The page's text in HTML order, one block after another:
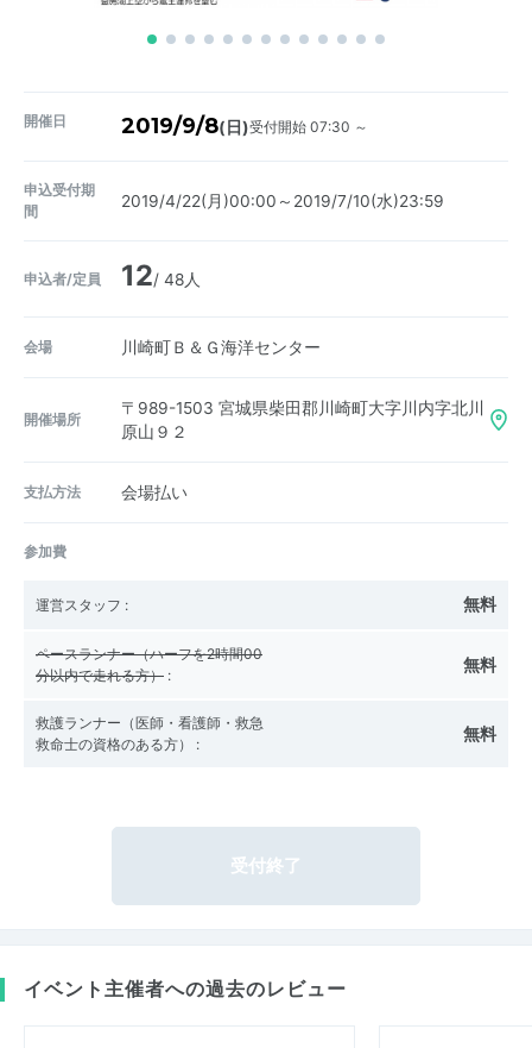
開催日 2019/9/8(日)受付開始 07:30 ～
申込受付期
間
2019/4/22(月)00:00～2019/7/10(水)23:59
申込者/定員 12/ 48人
会場 川崎町Ｂ＆Ｇ海洋センター
開催場所
〒989-1503 宮城県柴田郡川崎町大字川内字北川
原山９２
支払方法 会場払い
参加費
運営スタッフ : 無料
ペースランナー（ハーフを2時間00
分以内で走れる方） : 無料
救護ランナー（医師・看護師・救急
救命士の資格のある方） : 無料
受付終了
イベント主催者への過去のレビュー